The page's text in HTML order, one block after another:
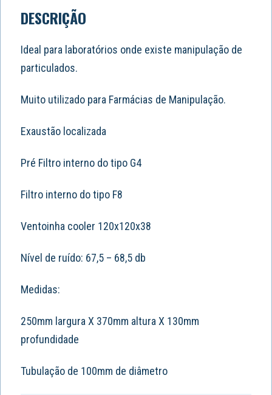
DESCRIÇÃO
Ideal para laboratórios onde existe manipulação de
particulados.
Muito utilizado para Farmácias de Manipulação.
Exaustão localizada
Pré Filtro interno do tipo G4
Filtro interno do tipo F8
Ventoinha cooler 120x120x38
Nível de ruído: 67,5 – 68,5 db
Medidas:
250mm largura X 370mm altura X 130mm
profundidade
Tubulação de 100mm de diâmetro